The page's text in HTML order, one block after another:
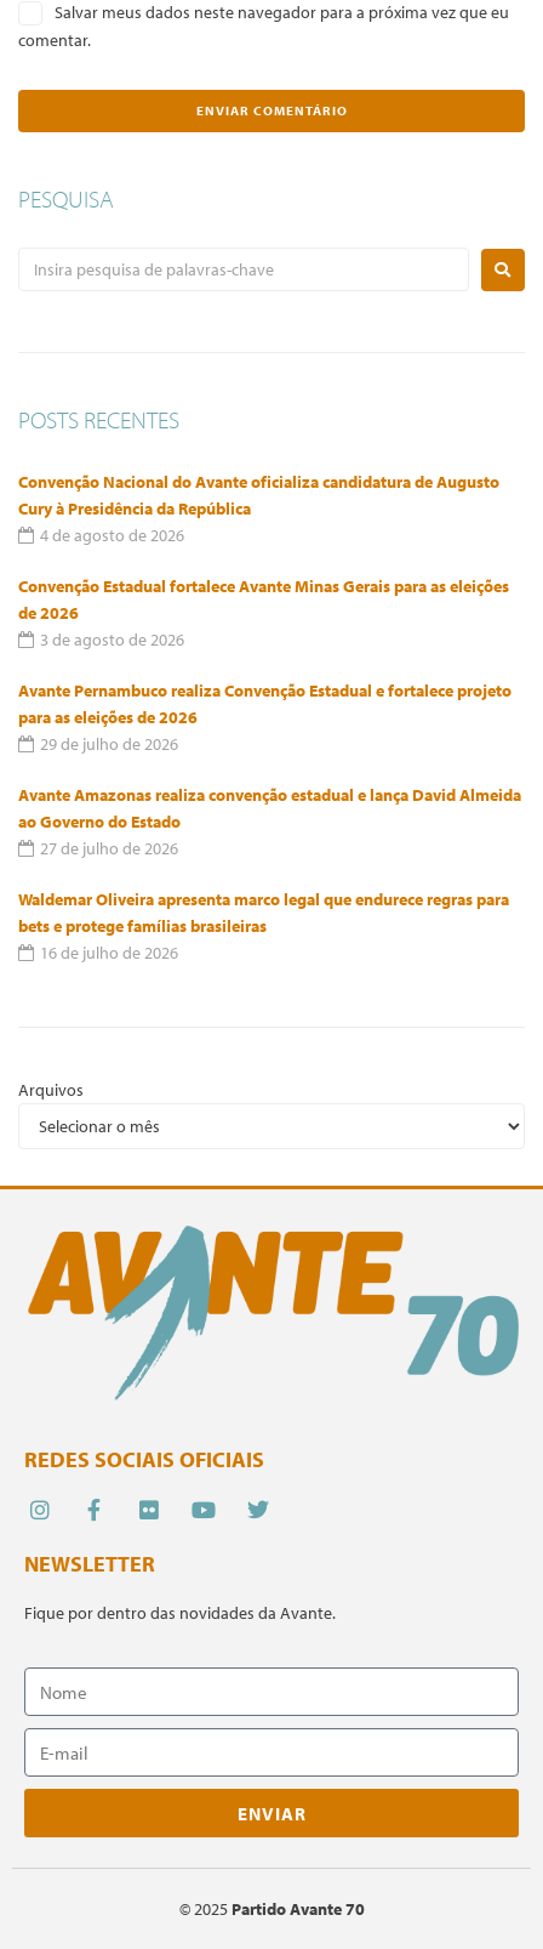
Salvar meus dados neste navegador para a próxima vez que eu
comentar.
PESQUISA
POSTS RECENTES
Convenção Nacional do Avante oficializa candidatura de Augusto
Cury à Presidência da República
4 de agosto de 2026
Convenção Estadual fortalece Avante Minas Gerais para as eleições
de 2026
3 de agosto de 2026
Avante Pernambuco realiza Convenção Estadual e fortalece projeto
para as eleições de 2026
29 de julho de 2026
Avante Amazonas realiza convenção estadual e lança David Almeida
ao Governo do Estado
27 de julho de 2026
Waldemar Oliveira apresenta marco legal que endurece regras para
bets e protege famílias brasileiras
16 de julho de 2026
Arquivos
REDES SOCIAIS OFICIAIS
NEWSLETTER
Fique por dentro das novidades da Avante.
ENVIAR
©2025Partido Avante 70